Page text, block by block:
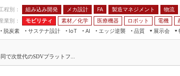
程別： 組み込み開発 メカ設計 FA 製造マネジメント 物流
業別：
モビリティ 素材／化学 医療機器 ロボット 電機
脱炭素
サステナ設計
IoT
AI
保全
エッジ逆襲 品質
展示会
JIMTOF
で次世代のSDVプラットフ...